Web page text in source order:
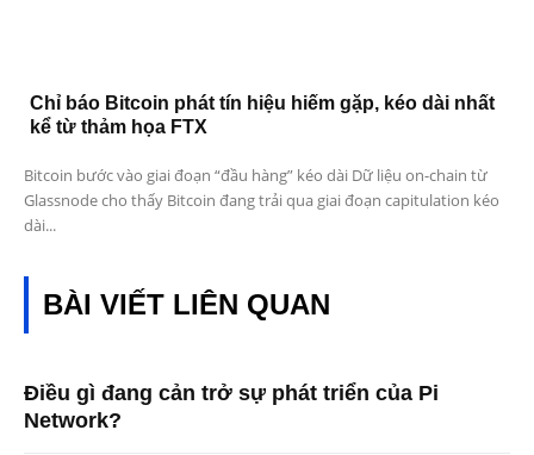
Chỉ báo Bitcoin phát tín hiệu hiếm gặp, kéo dài nhất
kể từ thảm họa FTX
Bitcoin bước vào giai đoạn “đầu hàng” kéo dài Dữ liệu on-chain từ
Glassnode cho thấy Bitcoin đang trải qua giai đoạn capitulation kéo
dài...
BÀI VIẾT LIÊN QUAN
Điều gì đang cản trở sự phát triển của Pi
Network?